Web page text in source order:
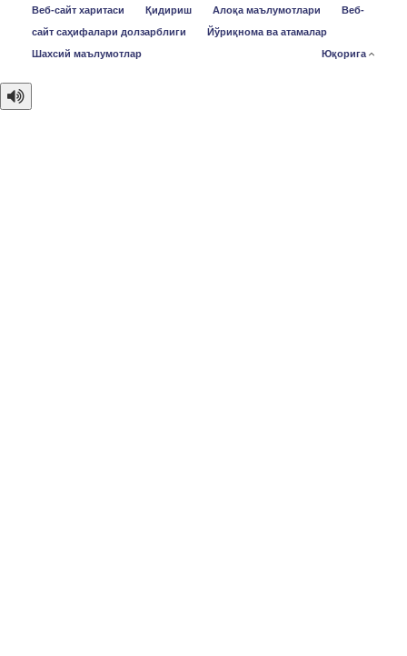
Веб-сайт харитаси Қидириш Алоқа маълумотлари
Веб-
сайт саҳифалари долзарблиги
Йўриқнома ва атамалар
Шахсий маълумотлар
Юқорига